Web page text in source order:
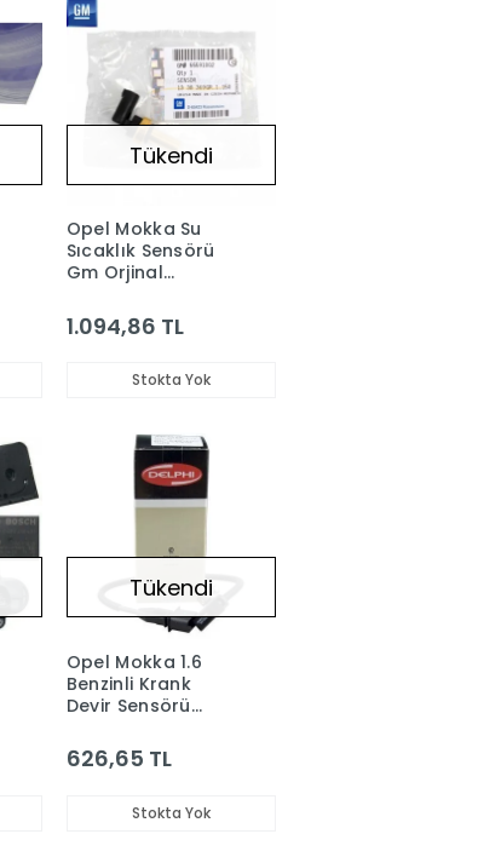
Tükendi
Opel Mokka Su
Sıcaklık Sensörü
Gm Orjinal
1.094,86 TL
Stokta Yok
Tükendi
Opel Mokka 1.6
Benzinli Krank
Devir Sensörü
626,65 TL
Stokta Yok